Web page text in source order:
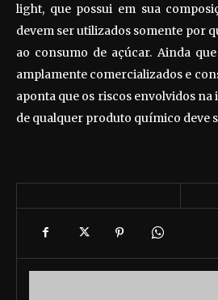
light, que possui em sua
devem ser utilizados somente por
ao consumo de açúcar. Ainda
amplamente comercializados e
aponta que os riscos envolvidos
de qualquer produto químico deve